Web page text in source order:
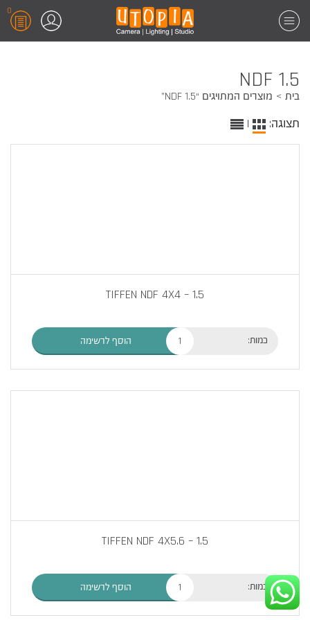
0
NDF 1.5
בית מוצרים המתויגים “NDF 1.5”
תצוגה: |
TIFFEN NDF 4X4 – 1.5
כמות: הוסף לרשימה
TIFFEN NDF 4X5.6 – 1.5
כמות: הוסף לרשימה